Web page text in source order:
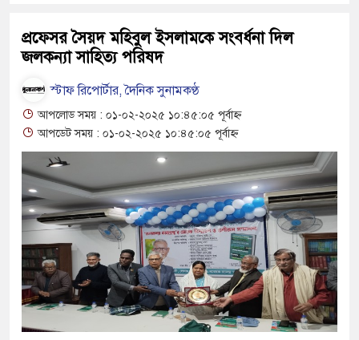
অব্যাহত : অস্তিত্ব সংকটে বাউসা-কেশবপুর গ্রাম
ঝুঁকি নিয়ে চলাচল
অভাবে অনিশ্চয়তায় হাওরের শত শত শিক্ষার্থীর
মাধ্যমিকেই
সম্মেলন রফিকুল ইসলামের প্রতিপক্ষের সব অভিযোগ
দিবস
সংকট চুলা জ্বলে না, পাম্পে দীর্ঘ লাইন
নিয়েছে দালাল চক্র
প্রফেসর সৈয়দ মহিবুল ইসলামকে সংবর্ধনা দিল
জলকন্যা সাহিত্য পরিষদ
স্টাফ রিপোর্টার, দৈনিক সুনামকণ্ঠ
আপলোড সময় : ০১-০২-২০২৫ ১০:৪৫:০৫ পূর্বাহ্ন
আপডেট সময় : ০১-০২-২০২৫ ১০:৪৫:০৫ পূর্বাহ্ন